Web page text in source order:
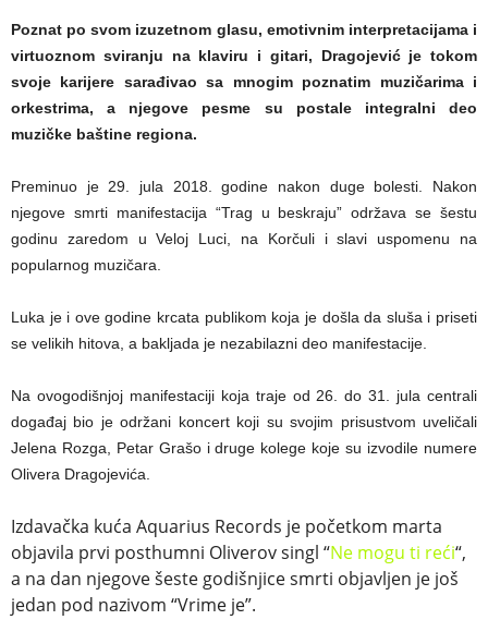
Poznat po svom izuzetnom glasu, emotivnim interpretacijama i
virtuoznom sviranju na klaviru i gitari, Dragojević je tokom
svoje karijere sarađivao sa mnogim poznatim muzičarima i
orkestrima, a njegove pesme su postale integralni deo
muzičke baštine regiona.
Preminuo je 29. jula 2018. godine nakon duge bolesti. Nakon
njegove smrti manifestacija “Trag u beskraju” održava se šestu
godinu zaredom u Veloj Luci, na Korčuli i slavi uspomenu na
popularnog muzičara.
Luka je i ove godine krcata publikom koja je došla da sluša i priseti
se velikih hitova, a bakljada je nezabilazni deo manifestacije.
Na ovogodišnjoj manifestaciji koja traje od 26. do 31. jula centrali
događaj bio je održani koncert koji su svojim prisustvom uveličali
Jelena Rozga, Petar Grašo i druge kolege koje su izvodile numere
Olivera Dragojevića.
Izdavačka kuća Aquarius Records je početkom marta
objavila prvi posthumni Oliverov singl “Ne mogu ti reći“,
a na dan njegove šeste godišnjice smrti objavljen je još
jedan pod nazivom “Vrime je”.